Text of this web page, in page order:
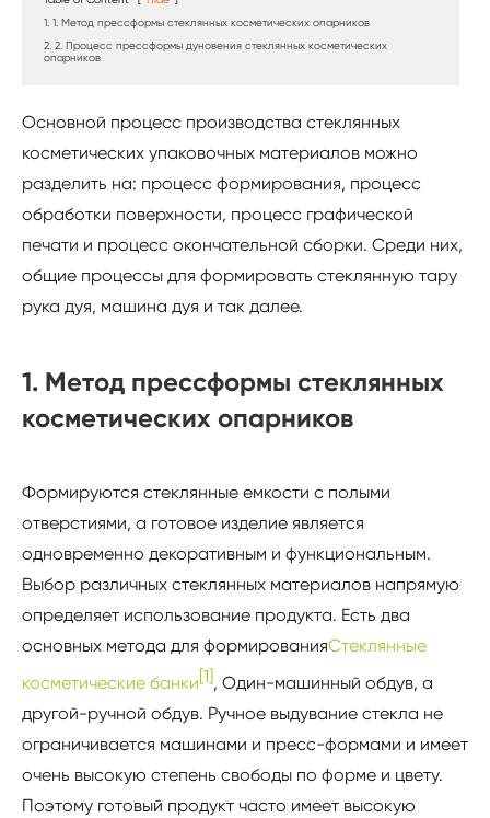
1. 1. Метод прессформы стеклянных косметических опарников
2. 2. Процесс прессформы дуновения стеклянных косметических
опарников
Основной процесс производства стеклянных
косметических упаковочных материалов можно
разделить на: процесс формирования, процесс
обработки поверхности, процесс графической
печати и процесс окончательной сборки. Среди них,
общие процессы для формировать стеклянную тару
рука дуя, машина дуя и так далее.
1. Метод прессформы стеклянных
косметических опарников
Формируются стеклянные емкости с полыми
отверстиями, а готовое изделие является
одновременно декоративным и функциональным.
Выбор различных стеклянных материалов напрямую
определяет использование продукта. Есть два
основных метода для формированияСтеклянные
косметические банки[1], Один-машинный обдув, а
другой-ручной обдув. Ручное выдувание стекла не
ограничивается машинами и пресс-формами и имеет
очень высокую степень свободы по форме и цвету.
Поэтому готовый продукт часто имеет высокую